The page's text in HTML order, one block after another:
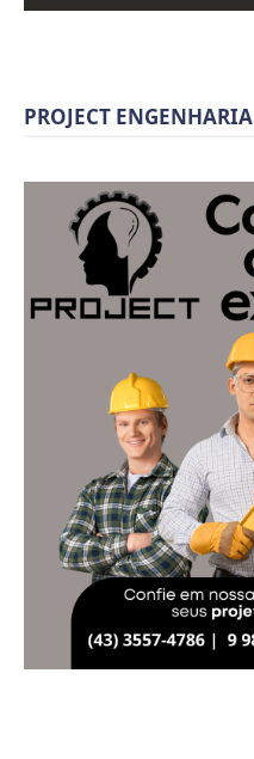
PROJECT ENGENHARIA